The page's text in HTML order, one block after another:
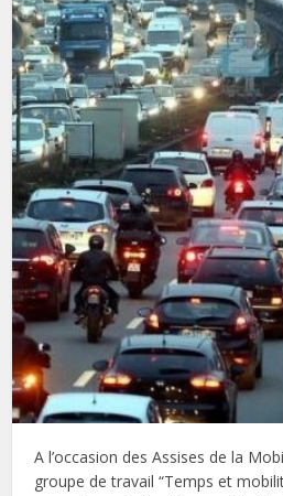
A l’occasion des Assises de la
groupe de travail “Temps et